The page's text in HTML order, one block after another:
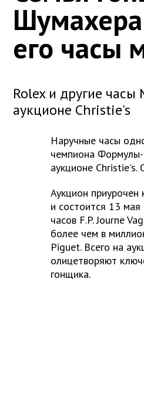
его часы
Rolex и другие
аукционе Christie's
Наручные часы
чемпиона
аукционе
Аукцион
и состоится 13
часов F.P. Journe
более чем в
Piguet. Всего на
олицетворяют
гонщика.